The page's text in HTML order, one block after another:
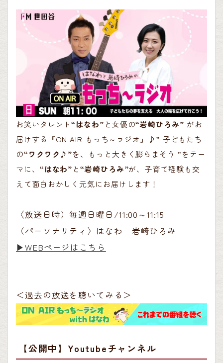
お笑いタレント“はなわ” と女優の“岩崎ひろみ” がお
届けする『ON AIR もっち～ラジオ』♪” 子どもたち
の“ワクワク♪”を、もっと大きく膨らまそう ”をテー
マに、 “はなわ” と“岩崎ひろみ”が、子育て経験も交
えて面白おかしく元気にお届けします！
〈放送日時）毎週日曜日/11:00～11:15
〈パーソナリティ〉はなわ 岩崎ひろみ
▶︎WEBページはこちら
＜過去の放送を聴いてみる＞
【公開中】Youtubeチャンネル